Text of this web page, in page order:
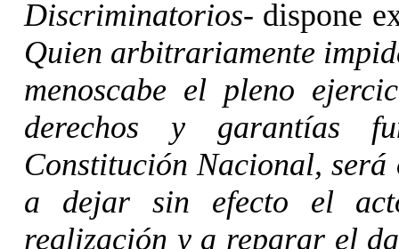
Discriminatorios- dispone
Quien arbitrariamente
menoscabe el pleno
derechos y garantías
Constitución Nacional,
a dejar sin efecto el
realización y a reparar el